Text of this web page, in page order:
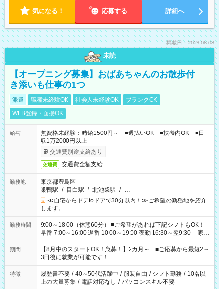
気になる！ 応募する 詳細へ
掲載日：2026.08.08
未読
【オープニング募集】おばあちゃんのお散歩付
き添いも仕事の1つ
派遣 職種未経験OK 社会人未経験OK
ブランクOK
WEB登録・面接OK
給与
無資格未経験：時給1500円～ ■週払いOK ■扶養内OK ■日
収1万2000円以上
交通費別途支給あり
交通費 交通費全額支給
勤務地
東京都豊島区
巣鴨駅 / 目白駅 / 北池袋駅 / …
≪自宅からドアtoドアで30分以内！≫ご希望の勤務地を紹介
します。
勤務時間
9:00～18:00（休憩60分） ■ご希望があれば下記シフトもOK！
早番 7:00～16:00 遅番 10:00～19:00 夜勤 16:30～翌9:30 「家族
と休みを合わせたい」 「余裕を持って夕飯の準備がしたい」
「できれば残業はしたくない」 など、ご希望を教えてください
ね。 ※Wワーク希望の方へ 今ご覧のお仕事で希望する勤務時間
と、もう1つのお仕事の勤務時間。 合計で週40時間を超える場
合は応募できません。
期間
【8月中のスタートOK！急募！】2カ月～ ■ご応募から最短2～
3日後に就業が可能です！
特徴 履歴書不要 / 40～50代活躍中 / 服装自由 / シフト勤務 / 10名以
上の大量募集 / 電話対応なし / パソコンスキル不要